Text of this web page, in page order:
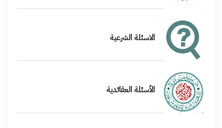
الاسئلة الشرعية
الأسئلة العقائدية